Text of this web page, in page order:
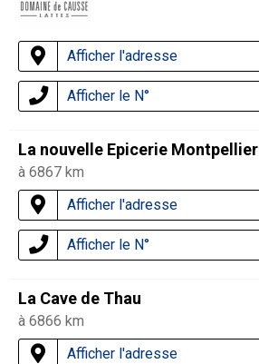
Afficher l'adresse
Afficher le N°
La nouvelle Epicerie Montpellier
à 6867 km
Afficher l'adresse
Afficher le N°
La Cave de Thau
à 6866 km
Afficher l'adresse